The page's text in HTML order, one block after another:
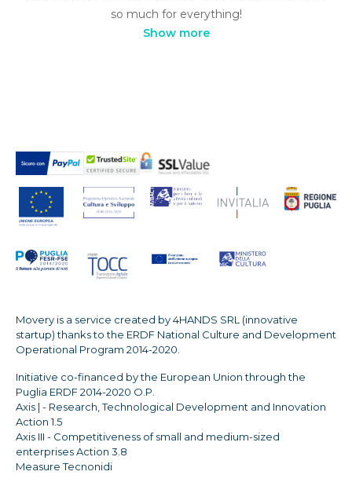
so much for everything!
Show more
Movery is a service created by 4HANDS SRL (innovative
startup) thanks to the ERDF National Culture and Development
Operational Program 2014-2020.
Initiative co-financed by the European Union through the
Puglia ERDF 2014-2020 O.P.
Axis | - Research, Technological Development and Innovation
Action 1.5
Axis III - Competitiveness of small and medium-sized
enterprises Action 3.8
Measure Tecnonidi